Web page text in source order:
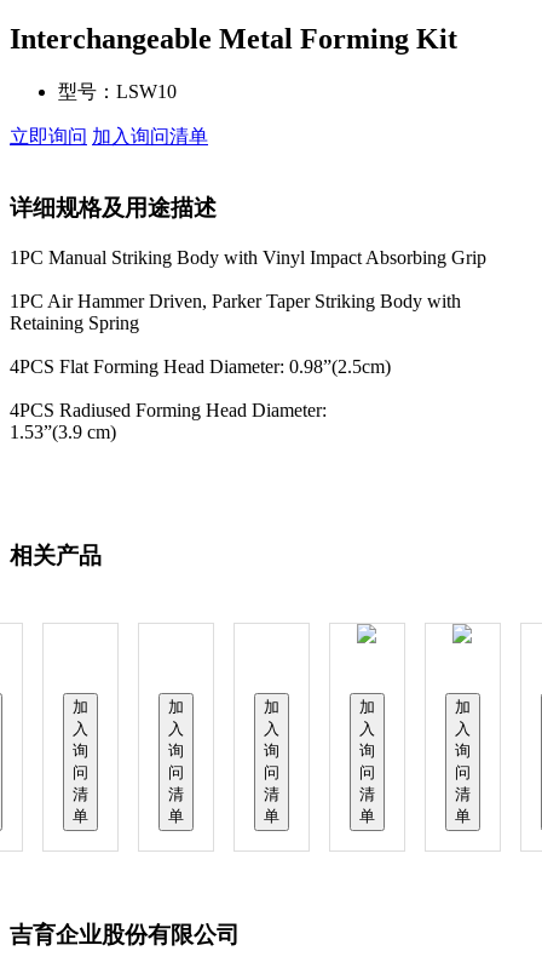
Interchangeable Metal Forming Kit
型号： LSW10
立即询问 加入询问清单
详细规格及用途描述
1PC Manual Striking Body with Vinyl Impact Absorbing Grip
1PC Air Hammer Driven, Parker Taper Striking Body with
Retaining Spring
4PCS Flat Forming Head Diameter: 0.98”(2.5cm)
4PCS Radiused Forming Head Diameter:
1.53”(3.9 cm)
相关产品
加
入
询
问
清
单
加
入
询
问
清
单
加
入
询
问
清
单
加
入
询
问
清
单
加
入
询
问
清
单
吉育企业股份有限公司